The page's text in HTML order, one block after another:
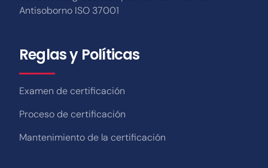
Antisoborno ISO 37001
Reglas y Políticas
Examen de certificación
Proceso de certificación
Mantenimiento de la certificación